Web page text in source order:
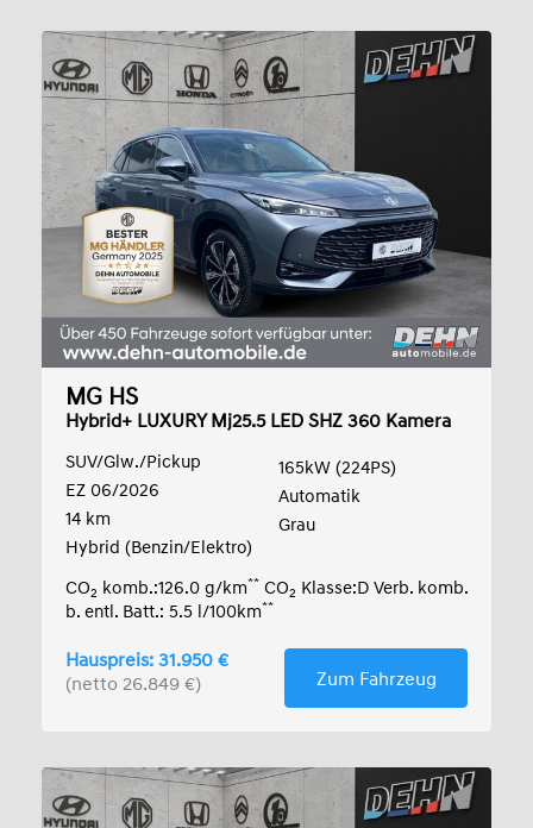
MG HS
Hybrid+ LUXURY Mj25.5 LED SHZ 360 Kamera
SUV/Glw./Pickup
EZ 06/2026
14 km
Hybrid (Benzin/Elektro)
165kW (224PS)
Automatik
Grau
CO2 komb.:126.0 g/km** CO2 Klasse:D Verb. komb.
b. entl. Batt.: 5.5 l/100km**
Hauspreis: 31.950 €
(netto 26.849 €)
Zum Fahrzeug